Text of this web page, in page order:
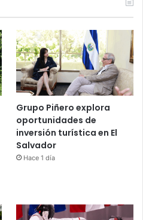
Grupo Piñero explora
oportunidades de
inversión turística en El
Salvador
Hace 1 día